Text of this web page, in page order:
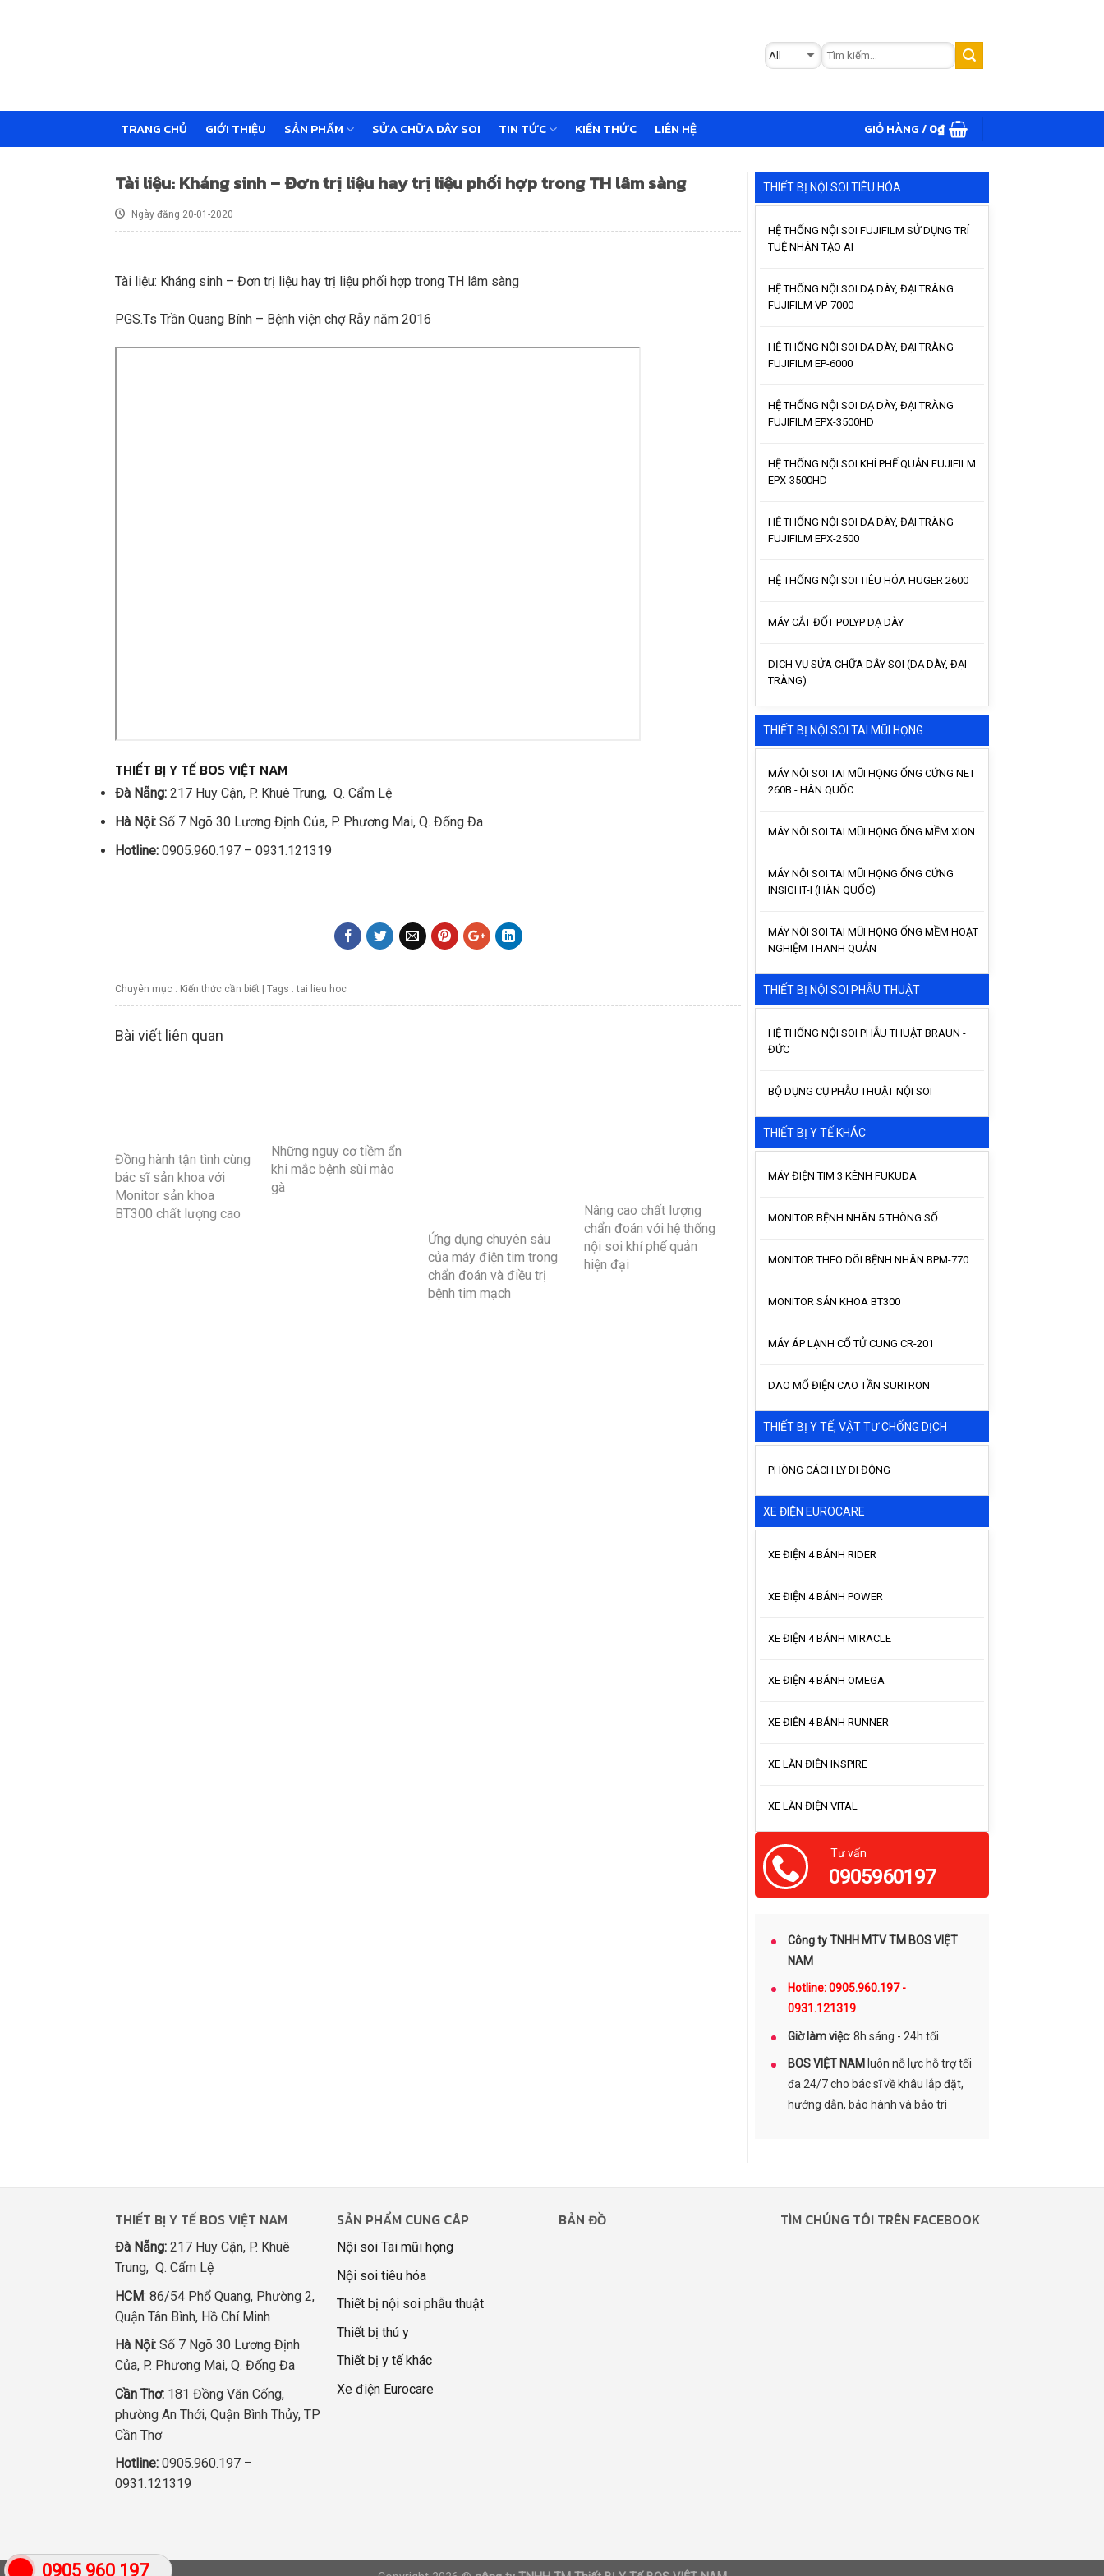
0905 960 197
TRANG CHỦ GIỚI THIỆU SẢN PHẨM SỬA CHỮA DÂY SOI TIN TỨC KIẾN THỨC LIÊN HỆ GIỎ HÀNG /0₫
Tài liệu: Kháng sinh – Đơn trị liệu hay trị liệu phối hợp trong TH lâm sàng
Ngày đăng 20-01-2020
Tài liệu: Kháng sinh – Đơn trị liệu hay trị liệu phối hợp trong TH lâm sàng
PGS.Ts Trần Quang Bính – Bệnh viện chợ Rẫy năm 2016
THIẾT BỊ Y TẾ BOS VIỆT NAM
Đà Nẵng: 217 Huy Cận, P. Khuê Trung, Q. Cẩm Lệ
Hà Nội: Số 7 Ngõ 30 Lương Định Của, P. Phương Mai, Q. Đống Đa
Hotline: 0905.960.197 – 0931.121319
Chuyên mục : Kiến thức cần biết | Tags :tai lieu hoc
Bài viết liên quan
Đồng hành tận tình cùng
bác sĩ sản khoa với
Monitor sản khoa
BT300 chất lượng cao
Những nguy cơ tiềm ẩn
khi mắc bệnh sùi mào
gà
Ứng dụng chuyên sâu
của máy điện tim trong
chẩn đoán và điều trị
bệnh tim mạch
Nâng cao chất lượng
chẩn đoán với hệ thống
nội soi khí phế quản
hiện đại
THIẾT BỊ NỘI SOI TIÊU HÓA
HỆ THỐNG NỘI SOI FUJIFILM SỬ DỤNG TRÍ
TUỆ NHÂN TẠO AI
HỆ THỐNG NỘI SOI DẠ DÀY, ĐẠI TRÀNG
FUJIFILM VP-7000
HỆ THỐNG NỘI SOI DẠ DÀY, ĐẠI TRÀNG
FUJIFILM EP-6000
HỆ THỐNG NỘI SOI DẠ DÀY, ĐẠI TRÀNG
FUJIFILM EPX-3500HD
HỆ THỐNG NỘI SOI KHÍ PHẾ QUẢN FUJIFILM
EPX-3500HD
HỆ THỐNG NỘI SOI DẠ DÀY, ĐẠI TRÀNG
FUJIFILM EPX-2500
HỆ THỐNG NỘI SOI TIÊU HÓA HUGER 2600
MÁY CẮT ĐỐT POLYP DẠ DÀY
DỊCH VỤ SỬA CHỮA DÂY SOI (DẠ DÀY, ĐẠI
TRÀNG)
THIẾT BỊ NỘI SOI TAI MŨI HỌNG
MÁY NỘI SOI TAI MŨI HỌNG ỐNG CỨNG NET
260B - HÀN QUỐC
MÁY NỘI SOI TAI MŨI HỌNG ỐNG MỀM XION
MÁY NỘI SOI TAI MŨI HỌNG ỐNG CỨNG
INSIGHT-I (HÀN QUỐC)
MÁY NỘI SOI TAI MŨI HỌNG ỐNG MỀM HOẠT
NGHIỆM THANH QUẢN
THIẾT BỊ NỘI SOI PHẪU THUẬT
HỆ THỐNG NỘI SOI PHẪU THUẬT BRAUN -
ĐỨC
BỘ DỤNG CỤ PHẪU THUẬT NỘI SOI
THIẾT BỊ Y TẾ KHÁC
MÁY ĐIỆN TIM 3 KÊNH FUKUDA
MONITOR BỆNH NHÂN 5 THÔNG SỐ
MONITOR THEO DÕI BỆNH NHÂN BPM-770
MONITOR SẢN KHOA BT300
MÁY ÁP LẠNH CỔ TỬ CUNG CR-201
DAO MỔ ĐIỆN CAO TẦN SURTRON
THIẾT BỊ Y TẾ, VẬT TƯ CHỐNG DỊCH
PHÒNG CÁCH LY DI ĐỘNG
XE ĐIỆN EUROCARE
XE ĐIỆN 4 BÁNH RIDER
XE ĐIỆN 4 BÁNH POWER
XE ĐIỆN 4 BÁNH MIRACLE
XE ĐIỆN 4 BÁNH OMEGA
XE ĐIỆN 4 BÁNH RUNNER
XE LĂN ĐIỆN INSPIRE
XE LĂN ĐIỆN VITAL
Tư vấn
0905960197
Công ty TNHH MTV TM BOS VIỆT
NAM
Hotline: 0905.960.197 -
0931.121319
Giờ làm việc: 8h sáng - 24h tối
BOS VIỆT NAM luôn nỗ lực hỗ trợ tối
đa 24/7 cho bác sĩ về khâu lắp đặt,
hướng dẫn, bảo hành và bảo trì
THIẾT BỊ Y TẾ BOS VIỆT NAM
Đà Nẵng: 217 Huy Cận, P. Khuê
Trung, Q. Cẩm Lệ
HCM: 86/54 Phổ Quang, Phường 2,
Quận Tân Bình, Hồ Chí Minh
Hà Nội: Số 7 Ngõ 30 Lương Định
Của, P. Phương Mai, Q. Đống Đa
Cần Thơ: 181 Đồng Văn Cống,
phường An Thới, Quận Bình Thủy, TP
Cần Thơ
Hotline: 0905.960.197 –
0931.121319
SẢN PHẨM CUNG CÂP
Nội soi Tai mũi họng
Nội soi tiêu hóa
Thiết bị nội soi phẫu thuật
Thiết bị thú y
Thiết bị y tế khác
Xe điện Eurocare
BẢN ĐỒ TÌM CHÚNG TÔI TRÊN FACEBOOK